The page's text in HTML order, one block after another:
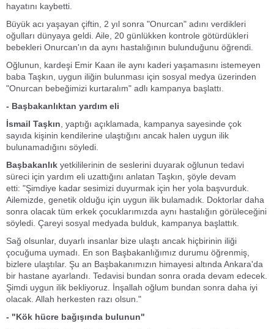
hayatını kaybetti.
Büyük acı yaşayan çiftin, 2 yıl sonra "Onurcan" adını verdikleri
oğulları dünyaya geldi. Aile, 20 günlükken kontrole götürdükleri
bebekleri Onurcan'ın da aynı hastalığının bulunduğunu öğrendi.
Oğlunun, kardeşi Emir Kaan ile aynı kaderi yaşamasını istemeyen
baba Taşkın, uygun iliğin bulunması için sosyal medya üzerinden
"Onurcan bebeğimizi kurtaralım" adlı kampanya başlattı.
- Başbakanlıktan yardım eli
İsmail Taşkın , yaptığı açıklamada, kampanya sayesinde çok
sayıda kişinin kendilerine ulaştığını ancak halen uygun ilik
bulunamadığını söyledi.
Başbakanlık yetkililerinin de seslerini duyarak oğlunun tedavi
süreci için yardım eli uzattığını anlatan Taşkın, şöyle devam
etti: "Şimdiye kadar sesimizi duyurmak için her yola başvurduk.
Ailemizde, genetik olduğu için uygun ilik bulamadık. Doktorlar daha
sonra olacak tüm erkek çocuklarımızda aynı hastalığın görüleceğini
söyledi. Çareyi sosyal medyada bulduk, kampanya başlattık.
Sağ olsunlar, duyarlı insanlar bize ulaştı ancak hiçbirinin iliği
çocuğuma uymadı. En son Başbakanlığımız durumu öğrenmiş,
bizlere ulaştılar. Şu an Başbakanımızın himayesi altında Ankara'da
bir hastane ayarlandı. Tedavisi bundan sonra orada devam edecek.
Şimdi uygun ilik bekliyoruz. İnşallah oğlum bundan sonra daha iyi
olacak. Allah herkesten razı olsun."
- "Kök hücre bağışında bulunun"